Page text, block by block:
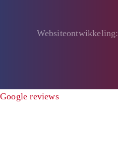
Websiteontwikkeling:
Google reviews